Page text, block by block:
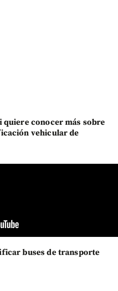
quiere conocer más sobre
vehicular de
buses de transporte